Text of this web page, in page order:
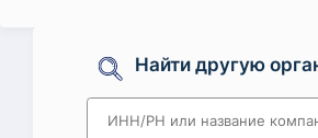
Найти другую